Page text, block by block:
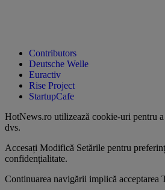
Contributors
Deutsche Welle
Euractiv
Rise Project
StartupCafe
HotNews.ro utilizează cookie-uri pentru
dvs.
Accesați Modifică Setările pentru
confidențialitate.
Continuarea navigării implică acceptarea